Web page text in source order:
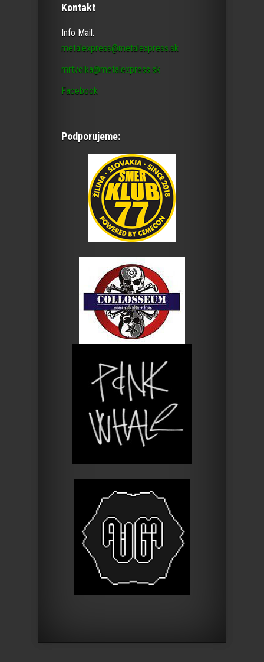
Kontakt
Info Mail:
metalexpress@metalexpress.sk
mrtvolka@metalexpress.sk
Facebook
Podporujeme: